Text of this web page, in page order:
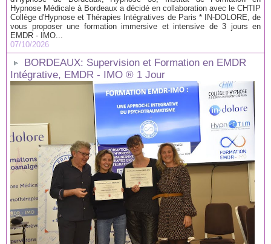
Hypnose Médicale à Bordeaux a décidé en collaboration avec le CHTIP
Collège d'Hypnose et Thérapies Intégratives de Paris * IN-DOLORE, de
vous proposer une formation immersive et intensive de 3 jours en
EMDR - IMO...
07/10/2026
BORDEAUX: Supervision et Formation en EMDR
Intégrative, EMDR - IMO ® 1 Jour